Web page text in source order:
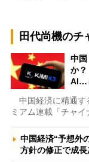
田代尚機のチ
中
か
AI…
中国経済に精通す
ミアム連載「チャ
中国経済“予想外
方針の修正で成